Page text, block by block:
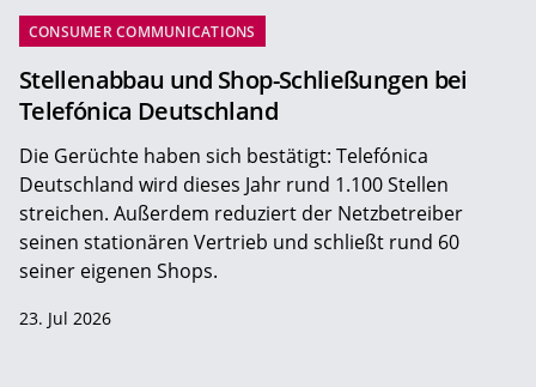
CONSUMER COMMUNICATIONS
Stellenabbau und Shop-Schließungen bei
Telefónica Deutschland
Die Gerüchte haben sich bestätigt: Telefónica
Deutschland wird dieses Jahr rund 1.100 Stellen
streichen. Außerdem reduziert der Netzbetreiber
seinen stationären Vertrieb und schließt rund 60
seiner eigenen Shops.
23. Jul 2026